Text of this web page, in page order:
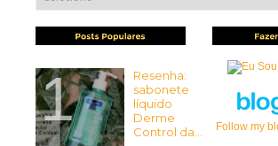
Resenha:
sabonete
líquido
Derme
Control da...
Follow my